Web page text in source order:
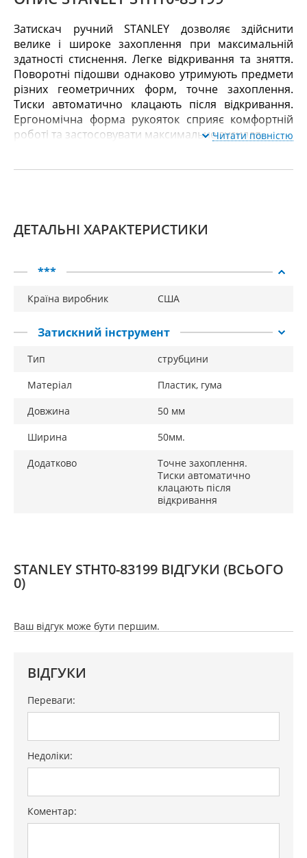
Затискач ручний STANLEY дозволяє здійснити
велике і широке захоплення при максимальній
здатності стиснення. Легке відкривання та зняття.
Поворотні підошви однаково утримують предмети
різних геометричних форм, точне захоплення.
Тиски автоматично клацають після відкривання.
Ергономічна форма рукояток сприяє комфортній
роботі та застосовувати максимальне зусилля.
Читати повністю
ДЕТАЛЬНІ ХАРАКТЕРИСТИКИ
***
Країна виробник США
Затискний інструмент
Тип
струбцини
Матеріал
Пластик, гума
Довжина
50 мм
Ширина
50мм.
Додатково
Точне захоплення.
Тиски автоматично
клацають після
відкривання
STANLEY STHT0-83199 ВІДГУКИ (ВСЬОГО
0)
Ваш відгук може бути першим.
ВІДГУКИ
Переваги:
Недоліки:
Коментар: